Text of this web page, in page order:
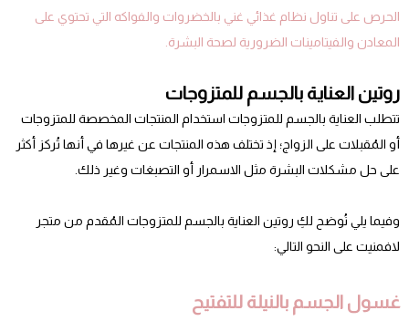
الحرص على تناول نظام غذائي غني بالخضروات والفواكه التي تحتوي على
المعادن والفيتامينات الضرورية لصحة البشرة.
روتين العناية بالجسم للمتزوجات
تتطلب العناية بالجسم للمتزوجات استخدام المنتجات المخصصة للمتزوجات
أو المُقبلات على الزواج؛ إذ تختلف هذه المنتجات عن غيرها في أنها تُركز أكثر
على حل مشكلات البشرة مثل الاسمرار أو التصبغات وغير ذلك.
وفيما يلي نُوضح لكِ روتين العناية بالجسم للمتزوجات المُقدم من متجر
لافمنيت على النحو التالي:
غسول الجسم بالنيلة للتفتيح